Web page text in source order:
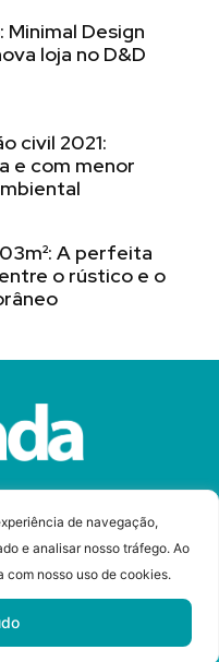
de navegação,
e analisar nosso tráfego. Ao
com nosso uso de cookies.
Minimal Design
loja no D&D
civil 2021:
e com menor
A perfeita
o rústico e o